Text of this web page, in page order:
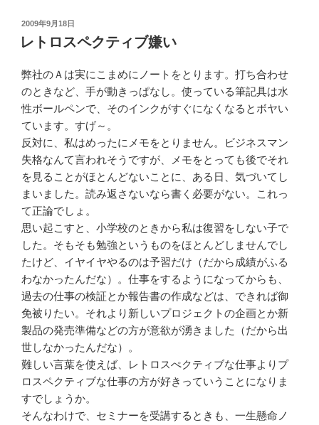
e
o
o
k
t
e
i
投
稿
日:
2009年9月18日
レトロスペクティブ嫌い
弊社のＡは実にこまめにノートをとります。打ち合わせ
のときなど 、手が動きっぱなし。使っている筆記具は水
性ボールペンで、そのインクがすぐになくなるとボヤい
ています。すげ～。
反対に、私はめったにメモをとり ません。ビジネスマン
失格なんて言われそうですが、メモをとって も後でそれ
を見ることがほとんどないことに、ある日、気づいてし
まいました。読み返さないなら書 く必要がない。これっ
て正論でしょ。
思い起こすと、小学校のときから私は復習をしない子で
した。そもそも勉強というものをほとんどし ませんでし
たけど、イヤイヤやるのは予習だけ（だから成績がふる
わなかったんだな）。仕事をする ようになってからも、
過去の仕事の検証とか報告書の作成などは、できれば御
免被りたい。それより新しいプロジェクトの企画とか新
製品の発売準備などの方が意欲が湧きま した（だから出
世しなかったんだな）。
難しい言葉を使えば、レト ロスぺクティブな仕事よりプ
ロスペクティブな仕事の方が好きっていうことになりま
すでしょうか。
そんなわけで、セミナーを受講するときも、一生懸命ノ